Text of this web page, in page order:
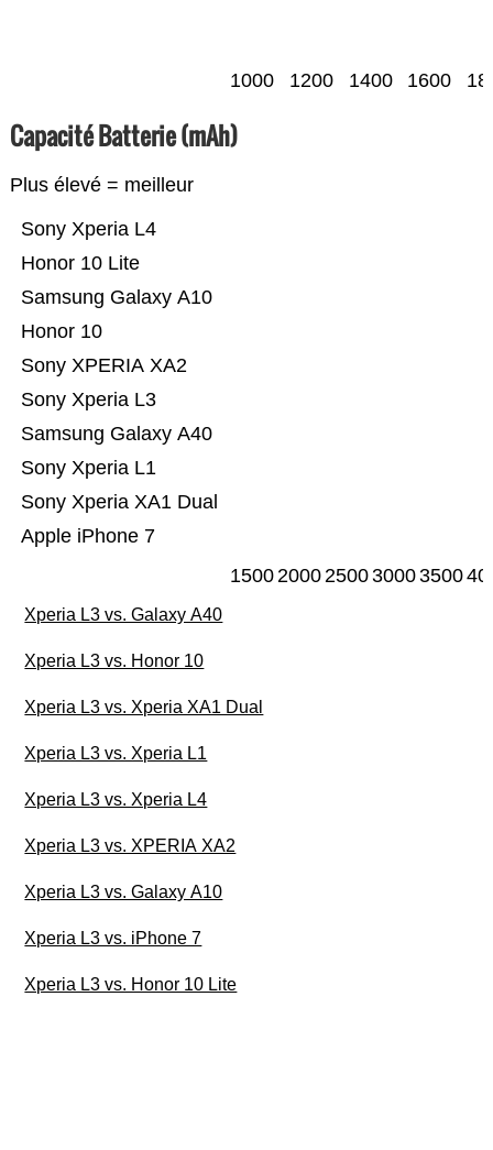
1000 1200 1400 1600
Capacité Batterie (mAh)
Plus élevé = meilleur
Apple iPhone 7
Sony Xperia XA1 Dual
Sony Xperia L1
Samsung Galaxy A40
Sony Xperia L3
Sony XPERIA XA2
Honor 10
Samsung Galaxy A10
Honor 10 Lite
Sony Xperia L4
15002000250030003500
Xperia L3 vs. Galaxy A40
Xperia L3 vs. Honor 10
Xperia L3 vs. Xperia XA1 Dual
Xperia L3 vs. Xperia L1
Xperia L3 vs. Xperia L4
Xperia L3 vs. XPERIA XA2
Xperia L3 vs. Galaxy A10
Xperia L3 vs. iPhone 7
Xperia L3 vs. Honor 10 Lite